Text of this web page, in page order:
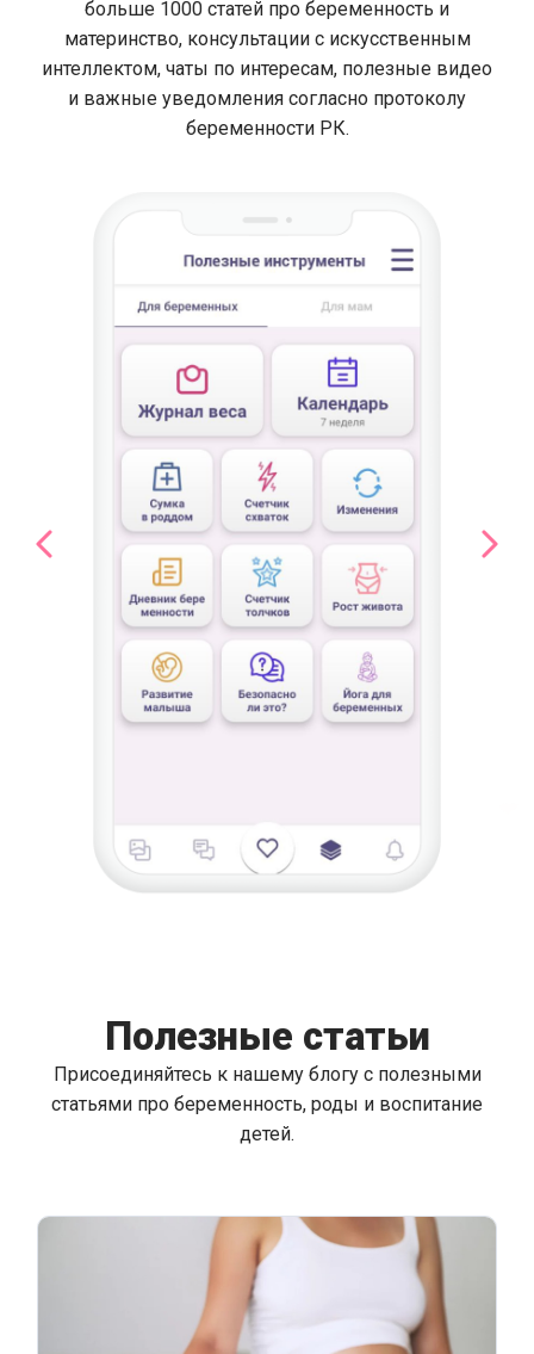
больше 1000 статей про беременность и
материнство, консультации с искусственным
интеллектом, чаты по интересам, полезные видео
и важные уведомления согласно протоколу
беременности РК.
Полезные статьи
Присоединяйтесь к нашему блогу с полезными
статьями про беременность, роды и воспитание
детей.